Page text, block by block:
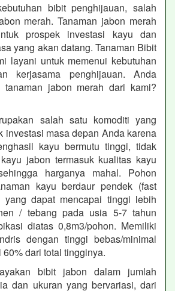
bibit penghijauan, salah
merah. Tanaman jabon merah
prospek investasi kayu dan
yang akan datang. Tanaman Bibit
layani untuk memenui kebutuhan
kerjasama penghijauan. Anda
tanaman jabon merah dari kami?
salah satu komoditi yang
investasi masa depan Anda karena
kayu bermutu tinggi, tidak
jabon termasuk kualitas kayu
harganya mahal. Pohon
kayu berdaur pendek (fast
yang dapat mencapai tinggi lebih
/ tebang pada usia 5-7 tahun
diatas 0,8m3/pohon. Memiliki
dengan tinggi bebas/minimal
dari total tingginya.
bibit jabon dalam jumlah
dan ukuran yang bervariasi, dari